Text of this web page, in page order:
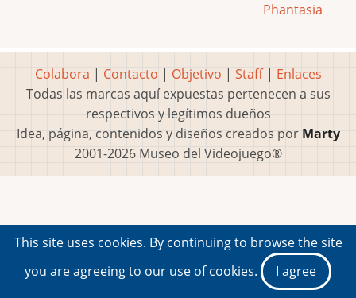
Phantasia
Colabora | Contacto | Objetivo | Staff| Enlaces
Todas las marcas aquí expuestas pertenecen a sus
respectivos y legítimos dueños
Idea, página, contenidos y diseños creados por Marty
2001-2026 Museo del Videojuego®
This site uses cookies. By continuing to browse the site
you are agreeing to our use of cookies.
I agree